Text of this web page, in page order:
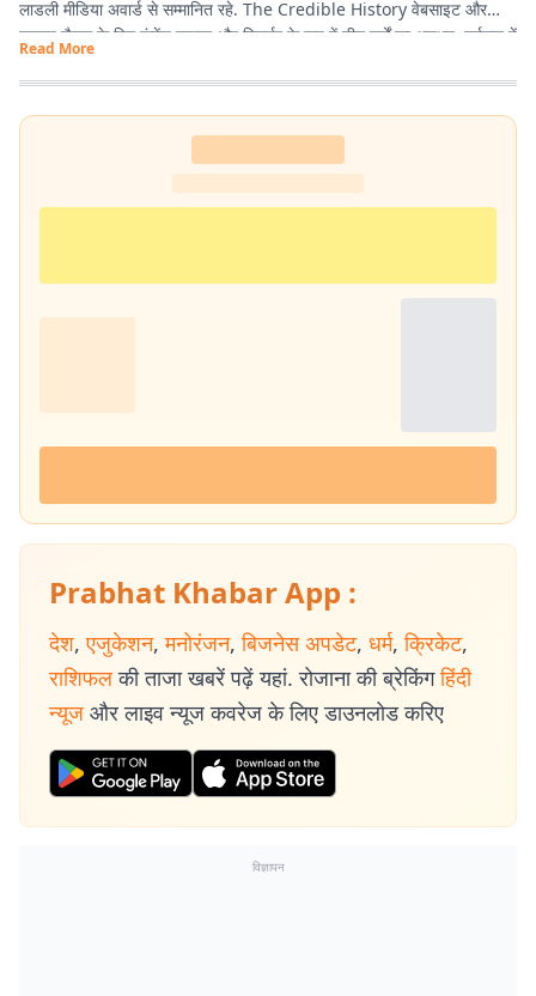
लाडली मीडिया अवार्ड से सम्मानित रहे. The Credible History वेबसाइट और
यूट्यूब चैनल के लिए कंटेंट राइटर और रिसर्चर के रूप में तीन वर्षों का अनुभव. वर्तमान में
प्रभात खबर डिजिटल
किताबें पढ़ने, वायलिन बजाने और कला-साहित्य में गहरी रुचि रखते हैं तथा बिहार को
सामाजिक, सांस्कृतिक और राजनीतिक दृष्टि से समझने में विशेष दिलचस्पी.
Read More
Prabhat Khabar App :
देश, एजुकेशन, मनोरंजन, बिजनेस अपडेट, धर्म, क्रिकेट,
राशिफल की ताजा खबरें पढ़ें यहां. रोजाना की ब्रेकिंग हिंदी
न्यूज और लाइव न्यूज कवरेज के लिए डाउनलोड करिए
विज्ञापन